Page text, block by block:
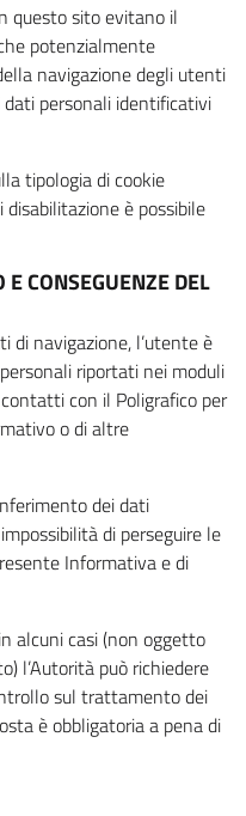
questo sito evitano il
potenzialmente
navigazione degli utenti
dati personali identificativi
tipologia di cookie
è possibile
CONSEGUENZE DEL
di navigazione, l’utente è
riportati nei moduli
con il Poligrafico per
o di altre
dei dati
di perseguire le
Informativa e di
alcuni casi (non oggetto
l’Autorità può richiedere
sul trattamento dei
è obbligatoria a pena di